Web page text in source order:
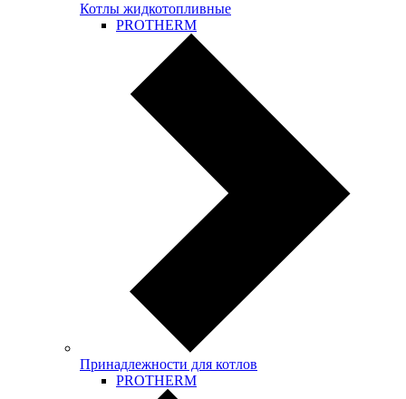
Котлы жидкотопливные
PROTHERM
Принадлежности для котлов
PROTHERM